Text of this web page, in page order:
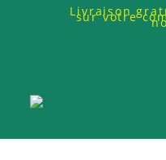
Livraison
sur votre